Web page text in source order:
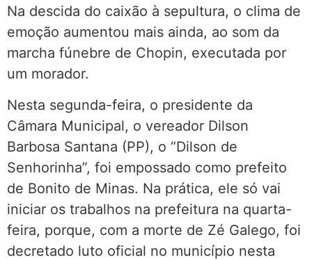
Na descida do caixão à sepultura, o clima de
emoção aumentou mais ainda, ao som da
marcha fúnebre de Chopin, executada por
um morador.
Nesta segunda-feira, o presidente da
Câmara Municipal, o vereador Dilson
Barbosa Santana (PP), o “Dilson de
Senhorinha”, foi empossado como prefeito
de Bonito de Minas. Na prática, ele só vai
iniciar os trabalhos na prefeitura na quarta-
feira, porque, com a morte de Zé Galego, foi
decretado luto oficial no município nesta